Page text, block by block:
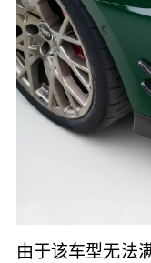
由于该车型无法